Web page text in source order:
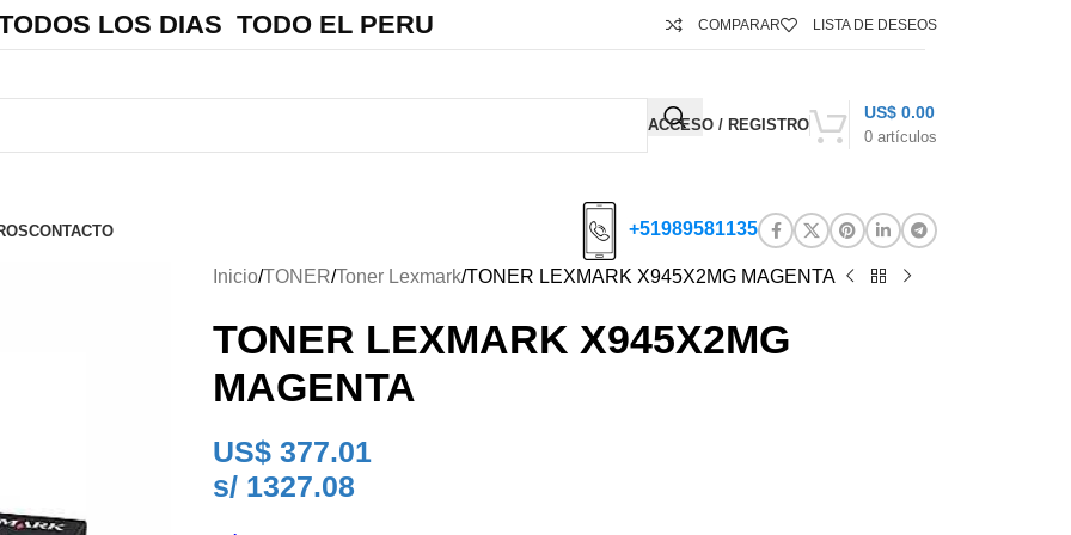
LOS DIAS TODO EL PERU COMPARAR LISTA DE DESEOS
ACCESO / REGISTRO
0 artículos
US$ 0.00
CONTACTO +51989581135
Inicio TONER Toner Lexmark TONER LEXMARK X945X2MG MAGENTA
TONER LEXMARK X945X2MG
MAGENTA
US$377.01
s/ 1327.08